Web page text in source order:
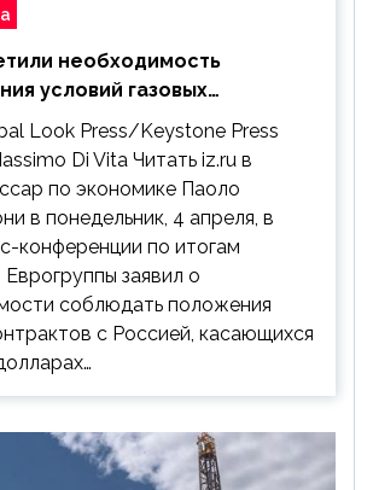
необходимость
условий газовых
с РФ
Look Press/Keystone Press
Di Vita Читать iz.ru в
по экономике Паоло
в понедельник, 4 апреля, в
конференции по итогам
Еврогруппы заявил о
соблюдать положения
с Россией, касающихся